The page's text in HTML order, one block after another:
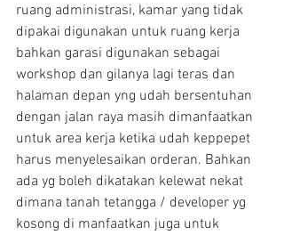
ruang administrasi, kamar yang tidak
dipakai digunakan untuk ruang kerja
bahkan garasi digunakan sebagai
workshop dan gilanya lagi teras dan
halaman depan yng udah bersentuhan
dengan jalan raya masih dimanfaatkan
untuk area kerja ketika udah keppepet
harus menyelesaikan orderan. Bahkan
ada yg boleh dikatakan kelewat nekat
dimana tanah tetangga / developer yg
kosong di manfaatkan juga untuk